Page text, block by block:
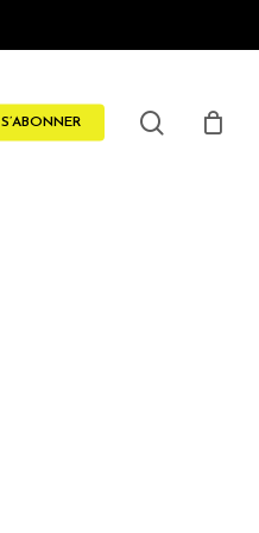
S’ABONNER search